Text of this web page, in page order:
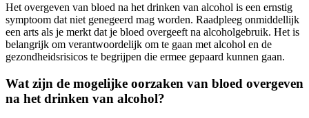
Het overgeven van bloed na het drinken van alcohol is een ernstig
symptoom dat niet genegeerd mag worden. Raadpleeg onmiddellijk
een arts als je merkt dat je bloed overgeeft na alcoholgebruik. Het is
belangrijk om verantwoordelijk om te gaan met alcohol en de
gezondheidsrisicos te begrijpen die ermee gepaard kunnen gaan.
Wat zijn de mogelijke oorzaken van bloed overgeven
na het drinken van alcohol?